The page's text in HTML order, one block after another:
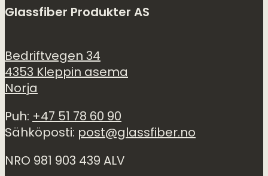
Glassfiber Produkter AS
Bedriftvegen 34
4353 Kleppin asema
Norja
Puh:+47 51 78 60 90
Sähköposti: post@glassfiber.no
NRO 981 903 439 ALV